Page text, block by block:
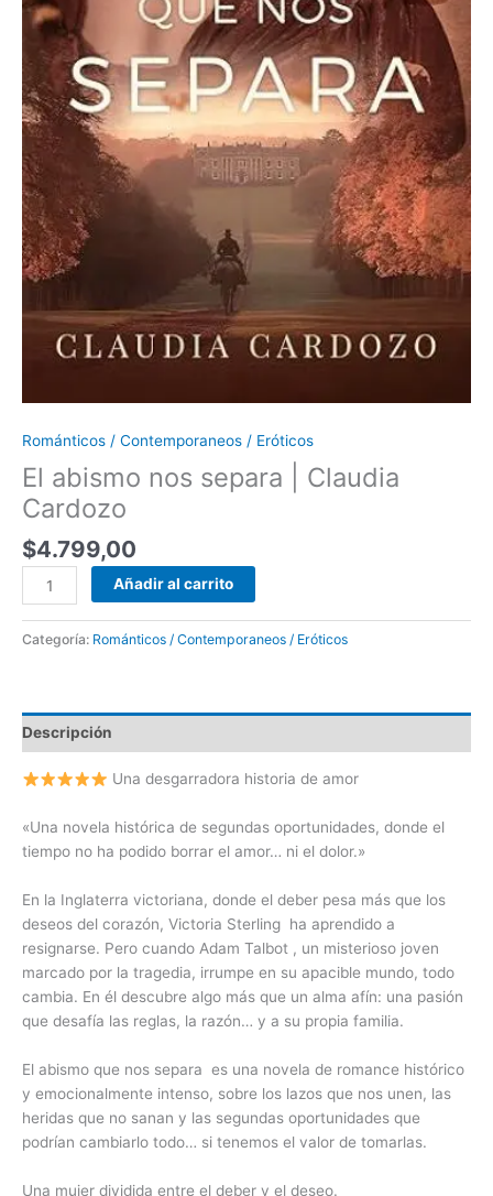
Románticos / Contemporaneos / Eróticos
El abismo nos separa | Claudia
Cardozo
$4.799,00
Añadir al carrito
Categoría: Románticos / Contemporaneos / Eróticos
Descripción
Una desgarradora historia de amor
«Una novela histórica de segundas oportunidades, donde el
tiempo no ha podido borrar el amor… ni el dolor.»
En la Inglaterra victoriana, donde el deber pesa más que los
deseos del corazón, Victoria Sterling ha aprendido a
resignarse. Pero cuando Adam Talbot , un misterioso joven
marcado por la tragedia, irrumpe en su apacible mundo, todo
cambia. En él descubre algo más que un alma afín: una pasión
que desafía las reglas, la razón… y a su propia familia.
El abismo que nos separa es una novela de romance histórico
y emocionalmente intenso, sobre los lazos que nos unen, las
heridas que no sanan y las segundas oportunidades que
podrían cambiarlo todo… si tenemos el valor de tomarlas.
Una mujer dividida entre el deber y el deseo.